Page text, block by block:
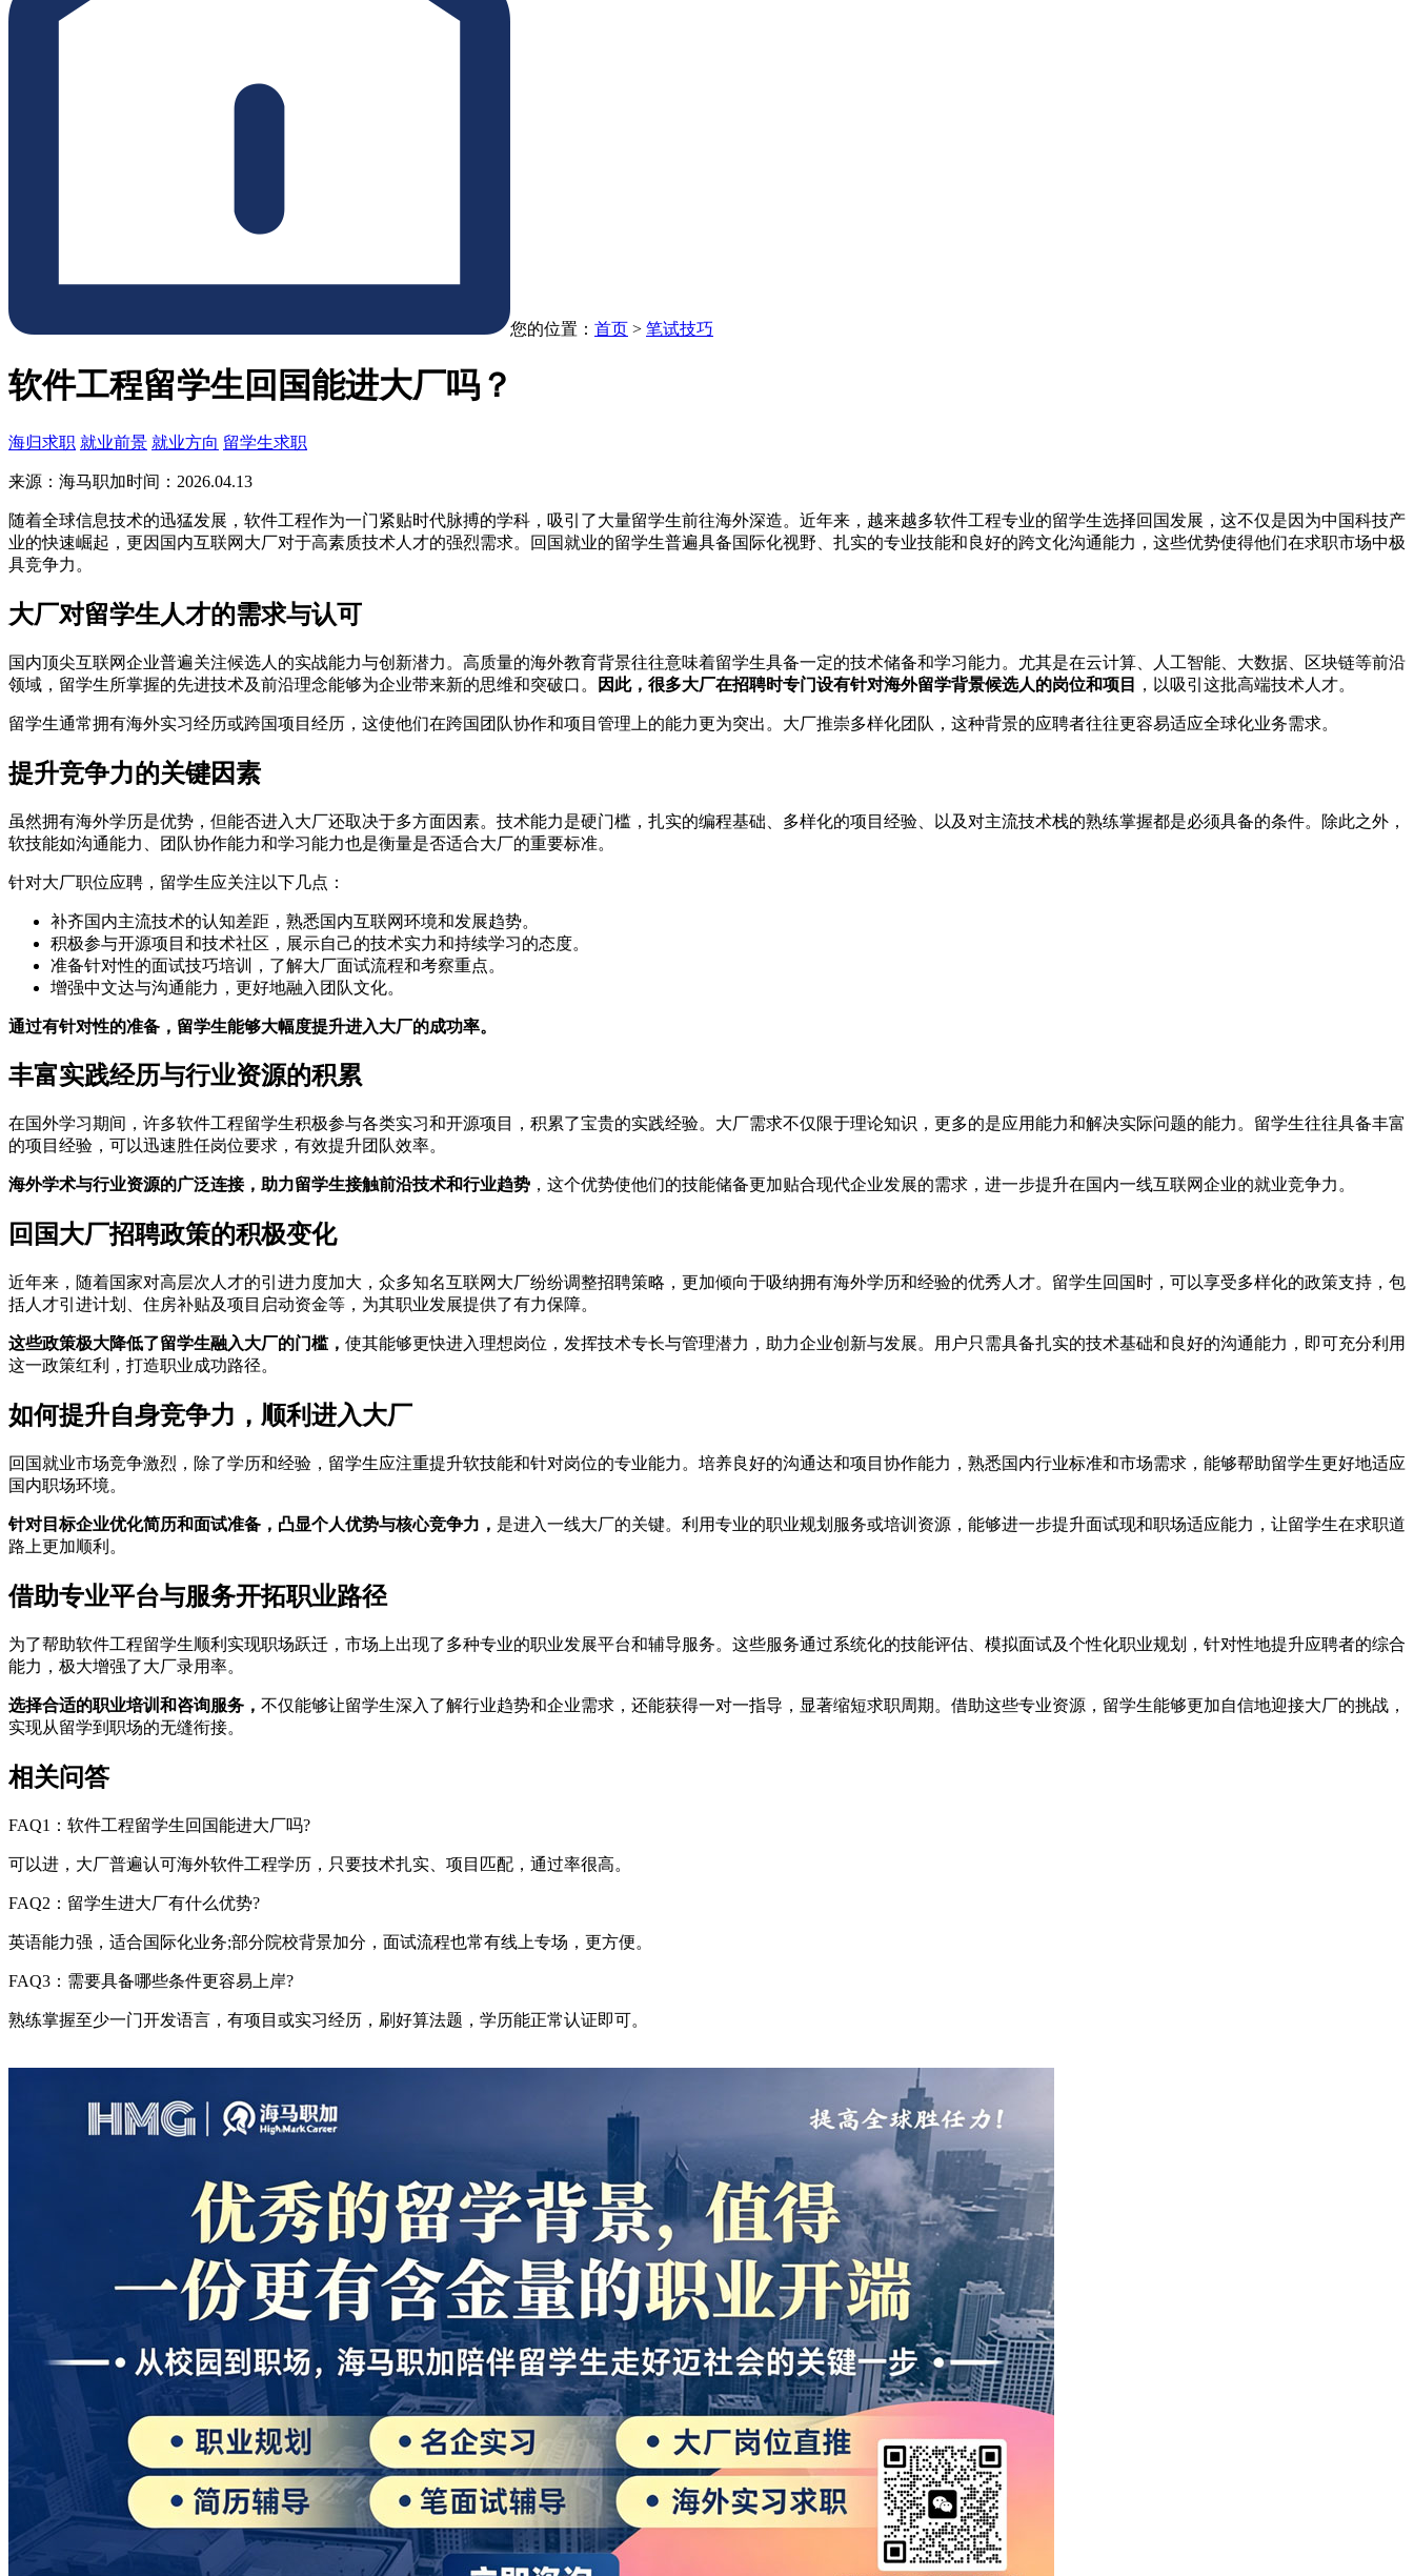
您的位置： 首页 > 笔试技巧
软件工程留学生回国能进大厂吗？
海归求职 就业前景 就业方向 留学生求职
来源：海马职加时间：2026.04.13
随着全球信息技术的迅猛发展，软件工程作为一门紧贴时代脉搏的学科，吸引了大量留学生前往海外深造。近年来，越来越多软件工程专业的留学生选择回国发展，这不仅是因为中国科技产
业的快速崛起，更因国内互联网大厂对于高素质技术人才的强烈需求。回国就业的留学生普遍具备国际化视野、扎实的专业技能和良好的跨文化沟通能力，这些优势使得他们在求职市场中极
具竞争力。
大厂对留学生人才的需求与认可
国内顶尖互联网企业普遍关注候选人的实战能力与创新潜力。高质量的海外教育背景往往意味着留学生具备一定的技术储备和学习能力。尤其是在云计算、人工智能、大数据、区块链等前沿
领域，留学生所掌握的先进技术及前沿理念能够为企业带来新的思维和突破口。
因此，很多大厂在招聘时专门设有针对海外留学背景候选人的岗位和项目 ，以吸引这批高端技术人才。
留学生通常拥有海外实习经历或跨国项目经历，这使他们在跨国团队协作和项目管理上的能力更为突出。大厂推崇多样化团队，这种背景的应聘者往往更容易适应全球化业务需求。
提升竞争力的关键因素
虽然拥有海外学历是优势，但能否进入大厂还取决于多方面因素。技术能力是硬门槛，扎实的编程基础、多样化的项目经验、以及对主流技术栈的熟练掌握都是必须具备的条件。除此之外，
软技能如沟通能力、团队协作能力和学习能力也是衡量是否适合大厂的重要标准。
针对大厂职位应聘，留学生应关注以下几点：
补齐国内主流技术的认知差距，熟悉国内互联网环境和发展趋势。
积极参与开源项目和技术社区，展示自己的技术实力和持续学习的态度。
准备针对性的面试技巧培训，了解大厂面试流程和考察重点。
增强中文达与沟通能力，更好地融入团队文化。
通过有针对性的准备，留学生能够大幅度提升进入大厂的成功率。
丰富实践经历与行业资源的积累
在国外学习期间，许多软件工程留学生积极参与各类实习和开源项目，积累了宝贵的实践经验。大厂需求不仅限于理论知识，更多的是应用能力和解决实际问题的能力。留学生往往具备丰富
的项目经验，可以迅速胜任岗位要求，有效提升团队效率。
海外学术与行业资源的广泛连接，助力留学生接触前沿技术和行业趋势 ，这个优势使他们的技能储备更加贴合现代企业发展的需求，进一步提升在国内一线互联网企业的就业竞争力。
回国大厂招聘政策的积极变化
近年来，随着国家对高层次人才的引进力度加大，众多知名互联网大厂纷纷调整招聘策略，更加倾向于吸纳拥有海外学历和经验的优秀人才。留学生回国时，可以享受多样化的政策支持，包
括人才引进计划、住房补贴及项目启动资金等，为其职业发展提供了有力保障。
这些政策极大降低了留学生融入大厂的门槛， 使其能够更快进入理想岗位，发挥技术专长与管理潜力，助力企业创新与发展。用户只需具备扎实的技术基础和良好的沟通能力，即可充分利用
这一政策红利，打造职业成功路径。
如何提升自身竞争力，顺利进入大厂
回国就业市场竞争激烈，除了学历和经验，留学生应注重提升软技能和针对岗位的专业能力。培养良好的沟通达和项目协作能力，熟悉国内行业标准和市场需求，能够帮助留学生更好地适应
国内职场环境。
针对目标企业优化简历和面试准备，凸显个人优势与核心竞争力， 是进入一线大厂的关键。利用专业的职业规划服务或培训资源，能够进一步提升面试现和职场适应能力，让留学生在求职道
路上更加顺利。
借助专业平台与服务开拓职业路径
为了帮助软件工程留学生顺利实现职场跃迁，市场上出现了多种专业的职业发展平台和辅导服务。这些服务通过系统化的技能评估、模拟面试及个性化职业规划，针对性地提升应聘者的综合
能力，极大增强了大厂录用率。
选择合适的职业培训和咨询服务， 不仅能够让留学生深入了解行业趋势和企业需求，还能获得一对一指导，显著缩短求职周期。借助这些专业资源，留学生能够更加自信地迎接大厂的挑战，
实现从留学到职场的无缝衔接。
相关问答
FAQ1：软件工程留学生回国能进大厂吗?
可以进，大厂普遍认可海外软件工程学历，只要技术扎实、项目匹配，通过率很高。
FAQ2：留学生进大厂有什么优势?
英语能力强，适合国际化业务;部分院校背景加分，面试流程也常有线上专场，更方便。
FAQ3：需要具备哪些条件更容易上岸?
熟练掌握至少一门开发语言，有项目或实习经历，刷好算法题，学历能正常认证即可。